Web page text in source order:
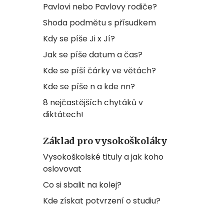
Pavlovi nebo Pavlovy rodiče?
Shoda podmětu s přísudkem
Kdy se píše Ji x Jí?
Jak se píše datum a čas?
Kde se píší čárky ve větách?
Kde se píše n a kde nn?
8 nejčastějších chytáků v
diktátech!
Základ pro vysokoškoláky
Vysokoškolské tituly a jak koho
oslovovat
Co si sbalit na kolej?
Kde získat potvrzení o studiu?